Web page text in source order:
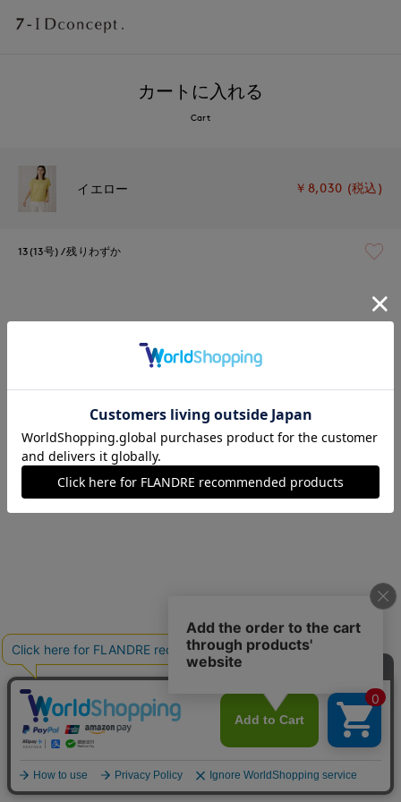
カートに入れる
Cart
イエロー ￥8,030 (税込)
13(13号) 残りわずか